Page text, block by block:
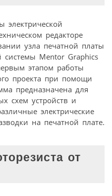
электрической
редакторе
узла печатной платы
системы Mentor Graphics
этапом работы
проекта при помощи
предназначена для
схем устройств и
электрические
на печатной плате.
от